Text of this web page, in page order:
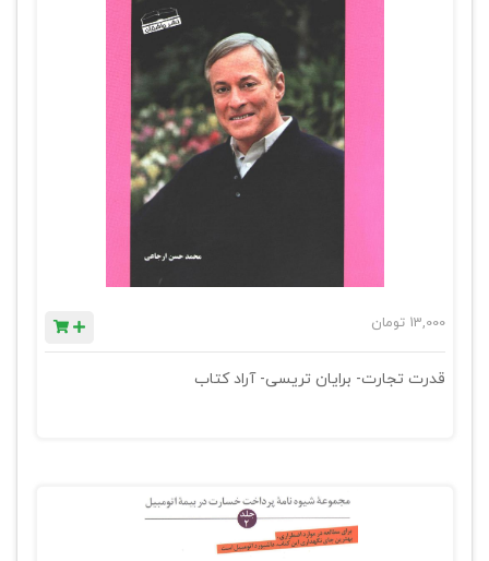
13,000 تومان
قدرت تجارت- برایان تریسی- آراد کتاب